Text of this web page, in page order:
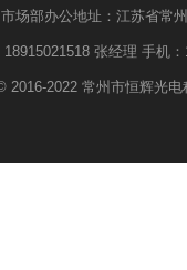
市场部办公地址：江苏省常
张经理 手机
2016-2022 常州市恒辉光